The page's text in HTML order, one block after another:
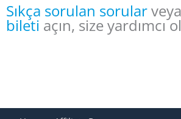
Sıkça sorulan sorularveya
bileti açın, size